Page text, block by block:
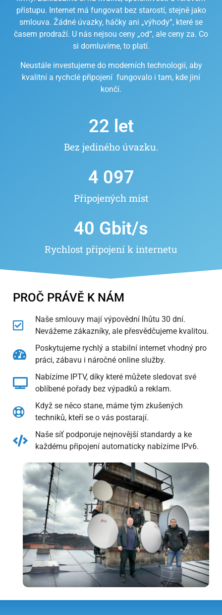
přístupu. Internet má fungovat bez starostí, stejně jako
smlouva. Žádné úvazky, háčky ani „výhody“, které se
časem prodraží. U nás nejsou ceny „od“, ale ceny za. Co
si domluvíme, to platí.
Neustále investujeme do moderních technologií, aby
kvalitní a rychclé připojení fungovalo i tam, kde jiní
končí.
Bez jediného úvazku.
22 let
Připojených míst
4 097
Rychlost připojení k internetu
40 Gbit/s
PROČ PRÁVĚ K NÁM
Naše smlouvy mají výpovědní lhůtu 30 dní.
Nevážeme zákazníky, ale přesvědčujeme kvalitou.
Poskytujeme rychlý a stabilní internet vhodný pro
práci, zábavu i náročné online služby.
Nabízíme IPTV, díky které můžete sledovat své
oblíbené pořady bez výpadků a reklam.
Když se něco stane, máme tým zkušených
techniků, kteří se o vás postarají.
Naše síť podporuje nejnovější standardy a ke
každému připojení automaticky nabízíme IPv6.